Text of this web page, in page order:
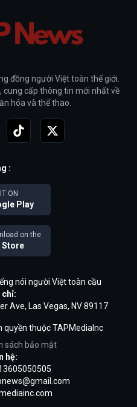
đồng người Việt toàn thế giới.
cấp thông tin mới nhất về
hóa và thể thao.
:
ON
Play
on the
Store
nói người Việt toàn cầu
chỉ:
Ave, Las Vegas, NV 89117
thuộc TAPMediaInc
sách bảo mật
hệ: